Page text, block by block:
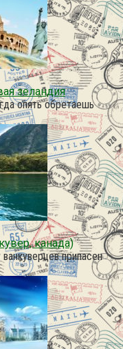
зеландия
опять обретаешь
канада)
припасен